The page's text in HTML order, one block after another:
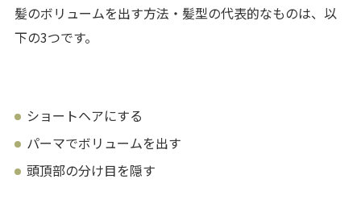
髪のボリュームを出す方法・髪型の代表的なものは、以
下の3つです。
ショートヘアにする
パーマでボリュームを出す
頭頂部の分け目を隠す